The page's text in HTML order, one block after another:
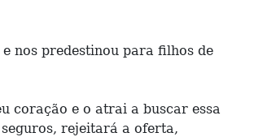
nos predestinou para filhos de
coração e o atrai a buscar essa
rejeitará a oferta,